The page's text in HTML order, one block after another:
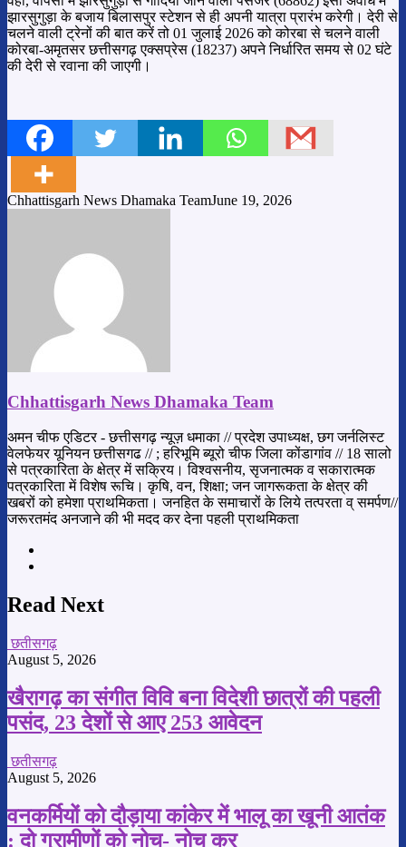
झारसुगुड़ा के बजाय बिलासपुर स्टेशन से ही अपनी यात्रा प्रारंभ करेगी। देरी से
चलने वाली ट्रेनों की बात करें तो 01 जुलाई 2026 को कोरबा से चलने वाली
कोरबा-अमृतसर छत्तीसगढ़ एक्सप्रेस (18237) अपने निर्धारित समय से 02 घंटे
की देरी से रवाना की जाएगी।
Chhattisgarh News Dhamaka TeamJune 19, 2026
Chhattisgarh News Dhamaka Team
अमन चीफ एडिटर - छत्तीसगढ़ न्यूज़ धमाका // प्रदेश उपाध्यक्ष, छग जर्नलिस्ट
वेलफेयर यूनियन छत्तीसगढ // ; हरिभूमि ब्यूरो चीफ जिला कोंडागांव // 18 सालो
से पत्रकारिता के क्षेत्र में सक्रिय। विश्वसनीय, सृजनात्मक व सकारात्मक
पत्रकारिता में विशेष रूचि। कृषि, वन, शिक्षा; जन जागरूकता के क्षेत्र की
खबरों को हमेशा प्राथमिकता। जनहित के समाचारों के लिये तत्परता व् समर्पण//
जरूरतमंद अनजाने की भी मदद कर देना पहली प्राथमिकता
Read Next
छतीसगढ़
August 5, 2026
खैरागढ़ का संगीत विवि बना विदेशी छात्रों की पहली
पसंद, 23 देशों से आए 253 आवेदन
छतीसगढ़
August 5, 2026
वनकर्मियों को दौड़ाया कांकेर में भालू का खूनी आतंक
: दो ग्रामीणों को नोच- नोच कर